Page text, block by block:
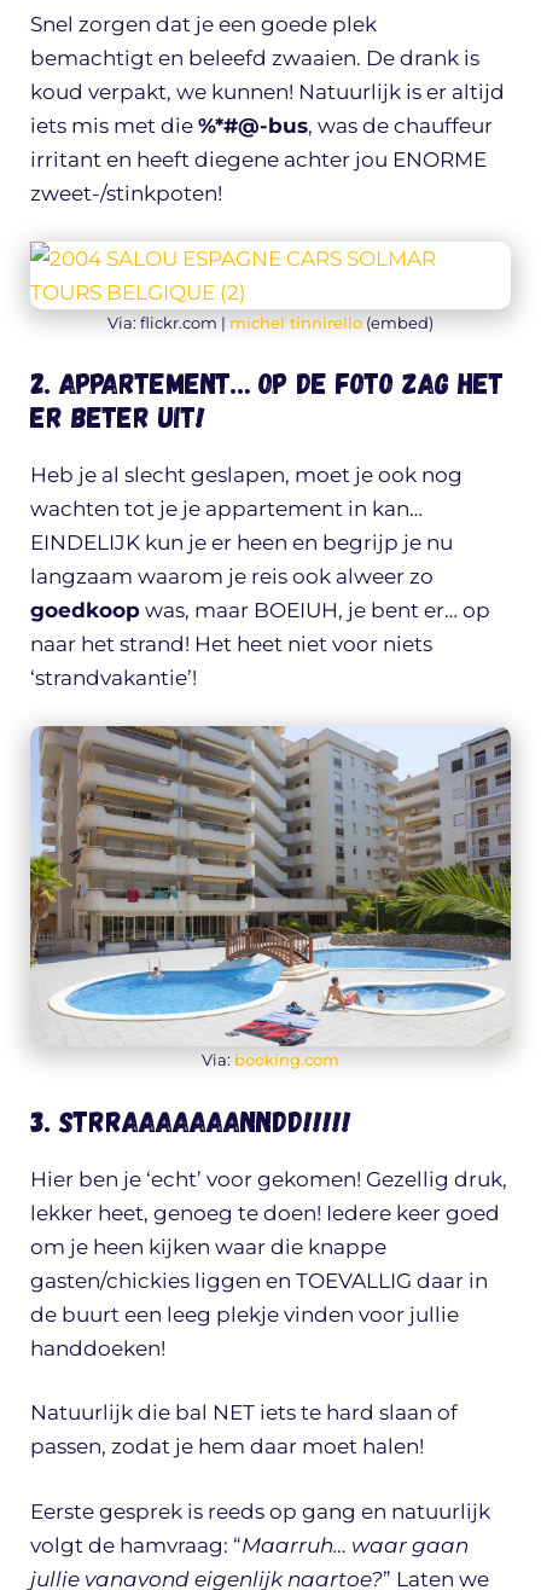
Snel zorgen dat je een goede plek
bemachtigt en beleefd zwaaien. De drank is
koud verpakt, we kunnen! Natuurlijk is er altijd
iets mis met die %*#@-bus, was de chauffeur
irritant en heeft diegene achter jou ENORME
zweet-/stinkpoten!
Via: flickr.com | michel tinnirello (embed)
2. Appartement… op de foto zag het
er beter uit!
Heb je al slecht geslapen, moet je ook nog
wachten tot je je appartement in kan…
EINDELIJK kun je er heen en begrijp je nu
langzaam waarom je reis ook alweer zo
goedkoop was, maar BOEIUH, je bent er… op
naar het strand! Het heet niet voor niets
‘strandvakantie’!
Via: booking.com
3. Strraaaaaaanndd!!!!!
Hier ben je ‘echt’ voor gekomen! Gezellig druk,
lekker heet, genoeg te doen! Iedere keer goed
om je heen kijken waar die knappe
gasten/chickies liggen en TOEVALLIG daar in
de buurt een leeg plekje vinden voor jullie
handdoeken!
Natuurlijk die bal NET iets te hard slaan of
passen, zodat je hem daar moet halen!
Eerste gesprek is reeds op gang en natuurlijk
volgt de hamvraag: “Maarruh… waar gaan
jullie vanavond eigenlijk naartoe?” Laten we